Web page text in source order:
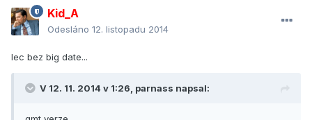
Kid_A
Odesláno 12. listopadu 2014
lec bez big date...
V 12. 11. 2014 v 1:26, parnass napsal: